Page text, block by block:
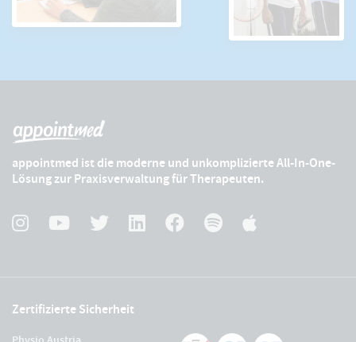
appointmed ist die moderne und unkomplizierte All-In-One-
Lösung zur Praxisverwaltung für Therapeuten.
Zertifizierte Sicherheit